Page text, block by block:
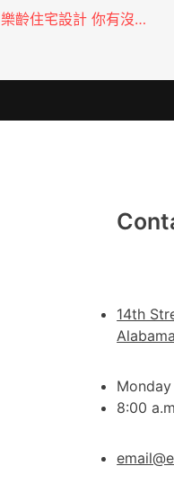
樂齡住宅設計 你有沒…
14th
Alabama
8:00